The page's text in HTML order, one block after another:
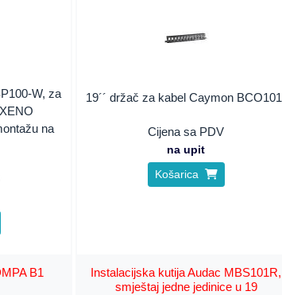
W, za
na
19´´ držač za kabel Caymon BCO101
Cijena sa PDV
na upit
Košarica
B1
Instalacijska kutija Audac MBS101R,
smještaj jedne jedinice u 19